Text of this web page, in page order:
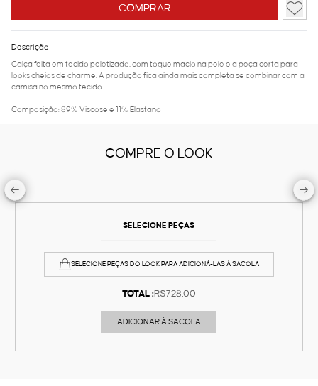
COMPRAR
Descrição
Calça feita em tecido peletizado, com toque macio na pele é a peça certa para
looks cheios de charme. A produção fica ainda mais completa se combinar com a
camisa no mesmo tecido.
Composição: 89% Viscose e 11% Elastano
COMPRE O LOOK
SELECIONE PEÇAS
SELECIONE PEÇAS DO LOOK PARA ADICIONÁ-LAS À SACOLA
TOTAL :R$728,00
ADICIONAR À SACOLA